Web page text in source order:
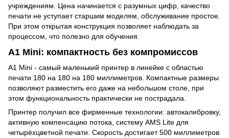
учреждениям. Цена начинается с разумных цифр, качество
печати не уступает старшим моделям, обслуживание простое.
При этом открытая конструкция позволяет наблюдать за
процессом, что полезно для обучения.
A1 Mini: компактность без компромиссов
A1 Mini - самый маленький принтер в линейке с областью
печати 180 на 180 на 180 миллиметров. Компактные размеры
позволяют разместить его даже на небольшом столе, при
этом функциональность практически не пострадала.
Принтер получил все фирменные технологии: автокалибровку,
активную компенсацию потока, систему AMS Lite для
четырёхцветной печати. Скорость достигает 500 миллиметров